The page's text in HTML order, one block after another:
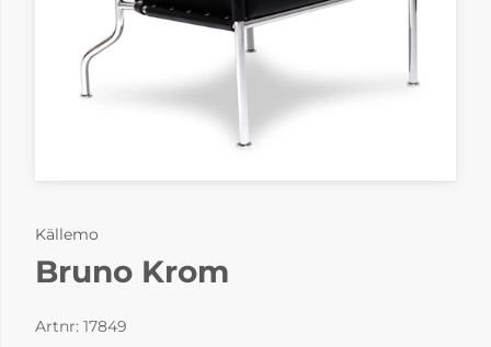
Källemo
Bruno Krom
Artnr: 17849